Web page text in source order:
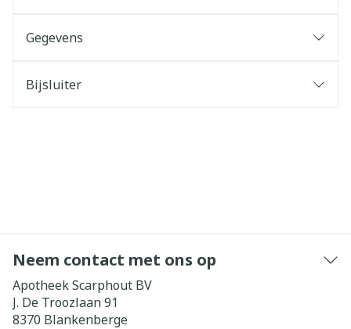
Gegevens
Bijsluiter
Neem contact met ons op
Apotheek Scarphout BV
J. De Troozlaan 91
8370 Blankenberge